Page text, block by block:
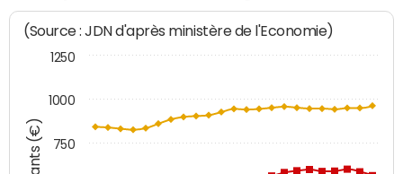
(Source : JDN d'après ministère de l'Economie)
750
1000
1250